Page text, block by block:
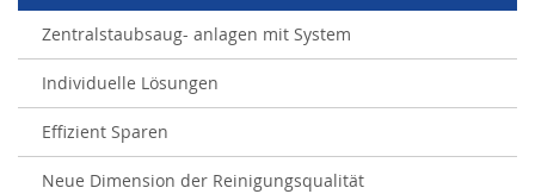
Zentralstaubsaug- anlagen mit System
Individuelle Lösungen
Effizient Sparen
Neue Dimension der Reinigungsqualität